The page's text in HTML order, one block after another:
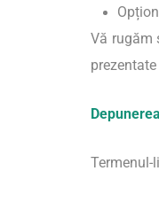
Vă rugăm
Termenul-